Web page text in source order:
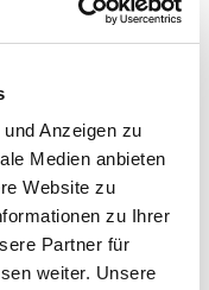
Anzeigen zu
Medien anbieten
Website zu
zu Ihrer
Partner für
weiter. Unsere